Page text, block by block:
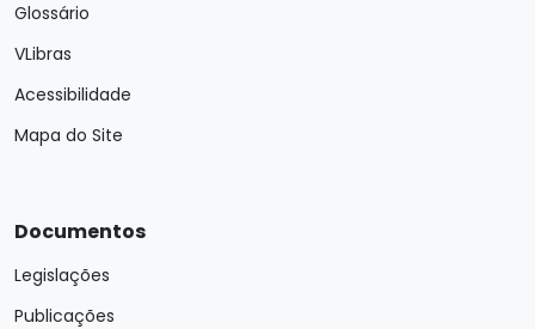
Glossário
VLibras
Acessibilidade
Mapa do Site
Documentos
Legislações
Publicações